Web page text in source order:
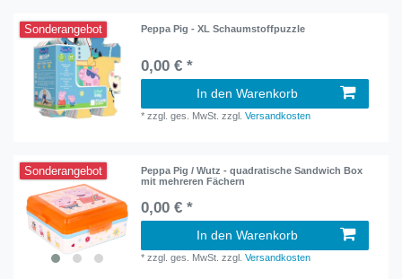
Sonderangebot Peppa Pig - XL Schaumstoffpuzzle
0,00 € *
In den Warenkorb
*zzgl. ges. MwSt. zzgl.Versandkosten
Sonderangebot
Peppa Pig / Wutz - quadratische Sandwich Box
mit mehreren Fächern
0,00 € *
In den Warenkorb
*zzgl. ges. MwSt. zzgl.Versandkosten